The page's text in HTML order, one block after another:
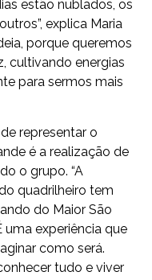
estão nublados, os
explica Maria
porque queremos
cultivando energias
para sermos mais
representar o
é a realização de
o grupo. “A
quadrilheiro tem
do Maior São
uma experiência que
como será.
tudo e viver